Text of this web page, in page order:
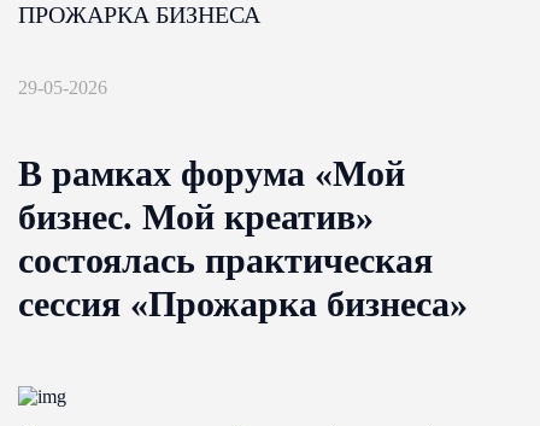
ПРОЖАРКА БИЗНЕСА
29-05-2026
В рамках форума «Мой
бизнес. Мой креатив»
состоялась практическая
сессия «Прожарка бизнеса»